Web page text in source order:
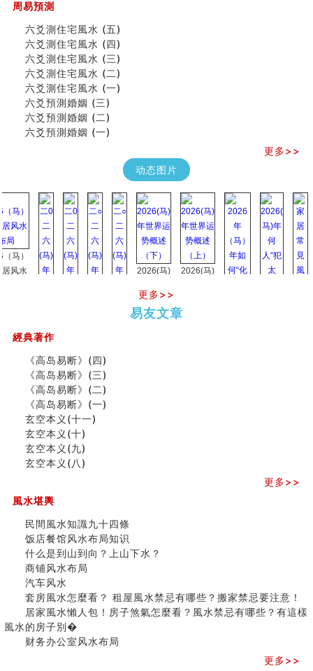
周易預測
六爻測住宅風水 (五)
六爻測住宅風水 (四)
六爻測住宅風水 (三)
六爻測住宅風水 (二)
六爻測住宅風水 (一)
六爻預測婚姻 (三)
六爻預測婚姻 (二)
六爻預測婚姻 (一)
更多>>
动态图片
二0
二
六
(马)
二
生
肖
运
程
(兔
龙
蛇)
二0
二
六
(马)
二
生
肖
运
程
(鼠
牛
虎)
二○
二
六
(马)
生
肖
运
程
狗
猪)
二○
生
肖
运
羊
猴)
2026(马)
势概述
（下）
2026(马)
势概述
（上）
風
法
(一)
(
更多>>
易友文章
經典著作
《高岛易断》(四)
《高岛易断》(三)
《高岛易断》(二)
《高岛易断》(一)
玄空本义(十一)
玄空本义(十)
玄空本义(九)
玄空本义(八)
更多>>
風水堪輿
民間風水知識九十四條
饭店餐馆风水布局知识
什么是到山到向？上山下水？
商铺风水布局
汽车风水
套房風水怎麼看？ 租屋風水禁忌有哪些？搬家禁忌要注意！
居家風水懶人包！房子煞氣怎麼看？風水禁忌有哪些？有這樣
風水的房子別�
财务办公室风水布局
更多>>